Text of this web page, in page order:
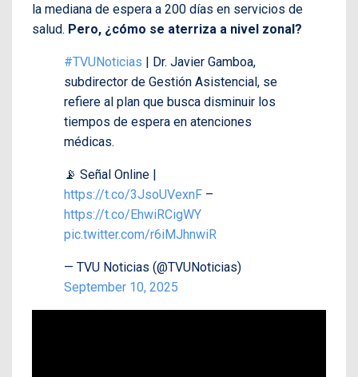
la mediana de espera a 200 días en servicios de
salud. Pero, ¿cómo se aterriza a nivel zonal?
#TVUNoticias | Dr. Javier Gamboa,
subdirector de Gestión Asistencial, se
refiere al plan que busca disminuir los
tiempos de espera en atenciones
médicas.
📡 Señal Online |
https://t.co/3JsoUVexnF –
https://t.co/EhwiRCigWY
pic.twitter.com/r6iMJhnwiR
— TVU Noticias (@TVUNoticias)
September 10, 2025